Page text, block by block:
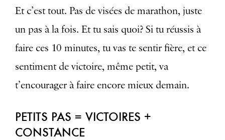
Et c’est tout. Pas de visées de marathon, juste
un pas à la fois. Et tu sais quoi? Si tu réussis à
faire ces 10 minutes, tu vas te sentir fière, et ce
sentiment de victoire, même petit, va
t’encourager à faire encore mieux demain.
PETITS PAS = VICTOIRES +
CONSTANCE